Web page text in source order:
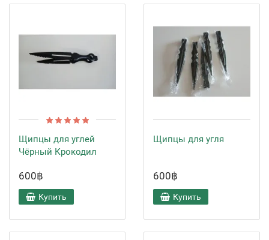
Щипцы для углей
Чёрный Крокодил
600฿
Купить
Щипцы для угля
600฿
Купить